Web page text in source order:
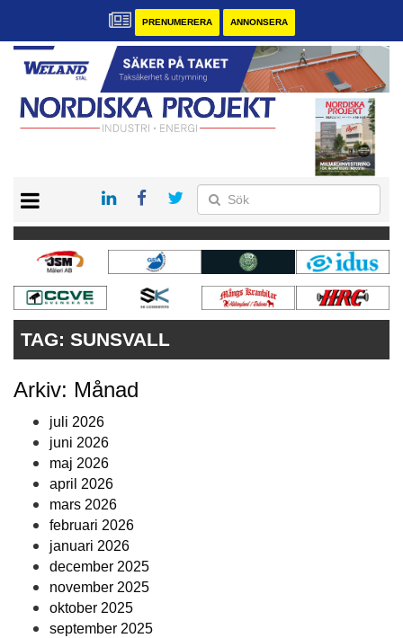
PRENUMERERA ANNONSERA
KONTAKT
VÅRA ANDRA MAGASIN
PRENUMERERA
ANNONSERA
TAG: SUNSVALL
Arkiv: Månad
juli 2026
juni 2026
maj 2026
april 2026
mars 2026
februari 2026
januari 2026
december 2025
november 2025
oktober 2025
september 2025